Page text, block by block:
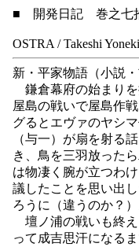
■ 開発日記 巻之七
OSTRA / Takeshi Yoneki
新・平家物語（小説・
鎌倉幕府の始まりを
屋島の戦いで屋島作
グるとエヴァのヤシ
（与一）が扇を射る
き、鳥を三羽放った
は物凄く腕が立つわ
議したことを思い出
ろうに（違うのか？）
壇ノ浦の戦いも終
って成吉思汗になる